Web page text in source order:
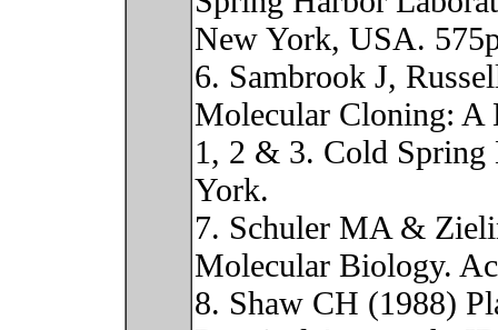
New York, USA.
6. Sambrook J,
Molecular Cloning: A
1, 2 & 3. Cold Spring
York.
7. Schuler MA &
Molecular Biology.
8. Shaw CH (1988)